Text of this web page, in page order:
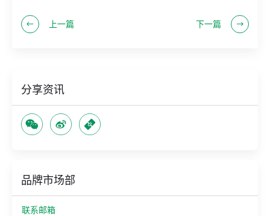
上一篇 下一篇
分享资讯
品牌市场部
联系邮箱